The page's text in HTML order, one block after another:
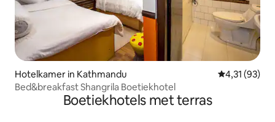
Hotelkamer in Kathmandu Gemiddelde
4,31 (93)
Bed&breakfast Shangrila Boetiekhotel
Boetiekhotels met terras